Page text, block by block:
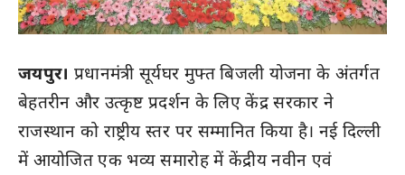
जयपुर। प्रधानमंत्री सूर्यघर मुफ्त बिजली योजना के अंतर्गत
बेहतरीन और उत्कृष्ट प्रदर्शन के लिए केंद्र सरकार ने
राजस्थान को राष्ट्रीय स्तर पर सम्मानित किया है। नई दिल्ली
में आयोजित एक भव्य समारोह में केंद्रीय नवीन एवं